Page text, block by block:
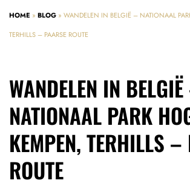
HOME » BLOG » WANDELEN IN BELGIË – NATIONAAL
TERHILLS – PAARSE ROUTE
WANDELEN IN
NATIONAAL PARK
KEMPEN, TERHILLS –
ROUTE